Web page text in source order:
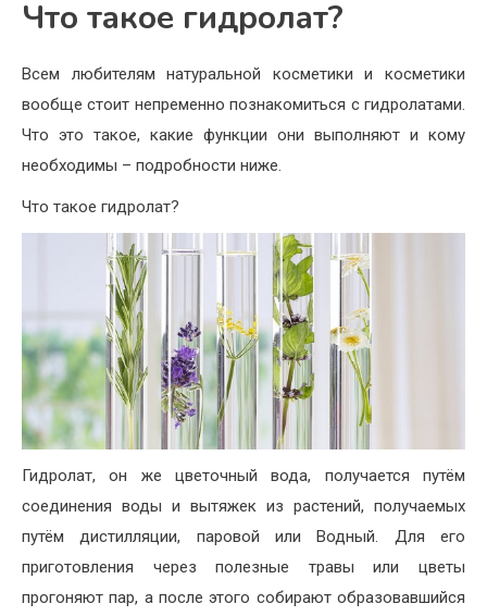
Что такое гидролат?
Всем любителям натуральной косметики и косметики
вообще стоит непременно познакомиться с гидролатами.
Что это такое, какие функции они выполняют и кому
необходимы – подробности ниже.
Что такое гидролат?
Гидролат, он же цветочный вода, получается путём
соединения воды и вытяжек из растений, получаемых
путём дистилляции, паровой или Водный. Для его
приготовления через полезные травы или цветы
прогоняют пар, а после этого собирают образовавшийся